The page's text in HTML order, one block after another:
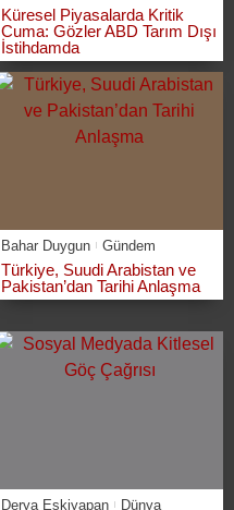
Küresel Piyasalarda Kritik
Cuma: Gözler ABD Tarım Dışı
İstihdamda
Bahar Duygun Gündem
Türkiye, Suudi Arabistan ve
Pakistan’dan Tarihi Anlaşma
Derya Eskiyapan Dünya